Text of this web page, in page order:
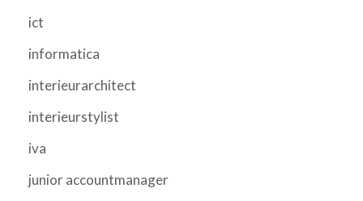
ict
informatica
interieurarchitect
interieurstylist
iva
junior accountmanager